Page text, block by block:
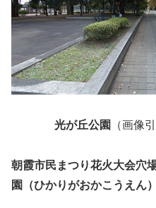
光が丘公園 （画像
朝霞市民まつり花火大会穴
園（ひかりがおかこうえん）